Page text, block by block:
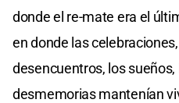
donde el re-mate era el
en donde las
desencuentros, los
desmemorias mantenían